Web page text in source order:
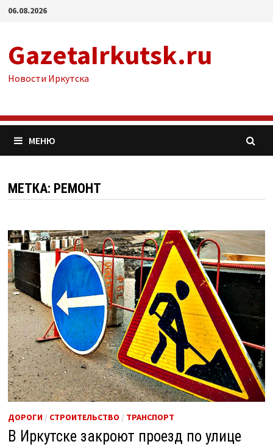
Перейти
06.08.2026
GazetaIrkutsk.ru
Новости Иркутска
МЕНЮ
МЕТКА: РЕМОНТ
ДОРОГИ/ СТРОИТЕЛЬСТВО / ТРАНСПОРТ
В Иркутске закроют проезд по улице